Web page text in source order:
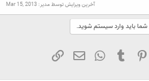
آخرین ویرایش توسط مدیر: Mar 15, 2013
شما باید وارد سیستم شوید.
Pinterest
Tumblr
WhatsApp
ایمیل